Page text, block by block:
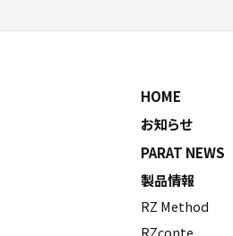
HOME
お知らせ
PARAT NEWS
製品情報
RZ Method